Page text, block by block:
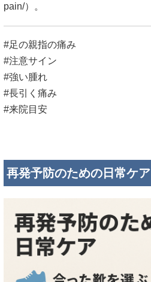
pain/）。
#足の親指の痛み
#注意サイン
#強い腫れ
#長引く痛み
#来院目安
再発予防のための日常ケア